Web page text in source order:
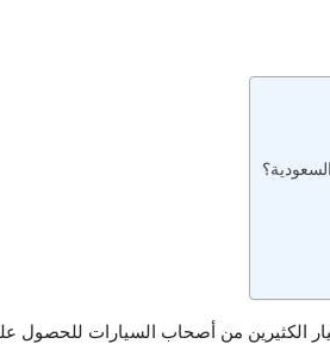
الكثيرين من أصحاب السيارات للحصول